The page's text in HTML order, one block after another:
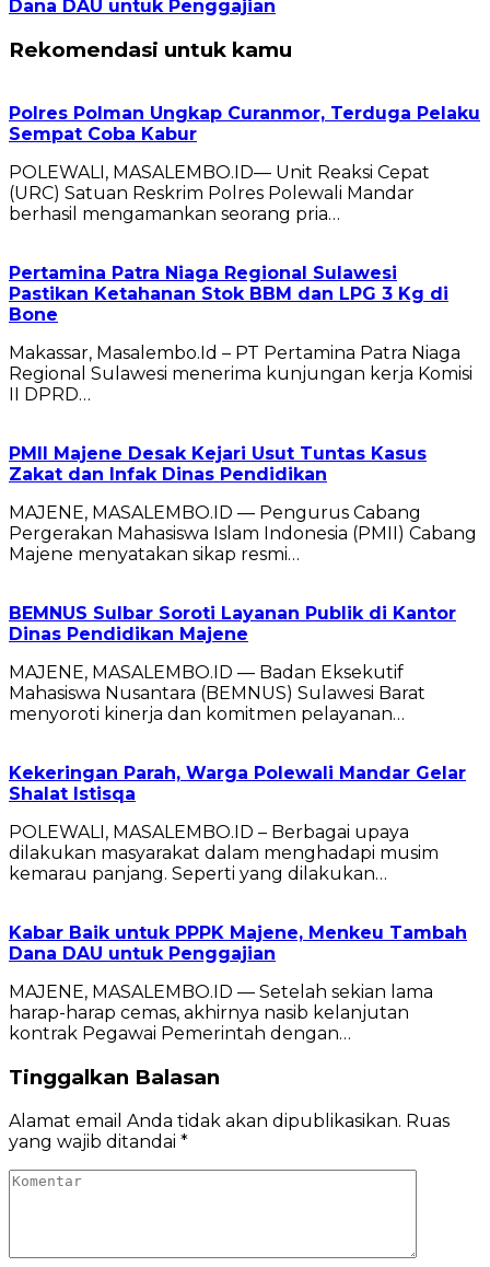
Dana DAU untuk Penggajian
Rekomendasi untuk kamu
Polres Polman Ungkap Curanmor, Terduga Pelaku
Sempat Coba Kabur
POLEWALI, MASALEMBO.ID— Unit Reaksi Cepat
(URC) Satuan Reskrim Polres Polewali Mandar
berhasil mengamankan seorang pria…
Pertamina Patra Niaga Regional Sulawesi
Pastikan Ketahanan Stok BBM dan LPG 3 Kg di
Bone
Makassar, Masalembo.Id – PT Pertamina Patra Niaga
Regional Sulawesi menerima kunjungan kerja Komisi
II DPRD…
PMII Majene Desak Kejari Usut Tuntas Kasus
Zakat dan Infak Dinas Pendidikan
MAJENE, MASALEMBO.ID — Pengurus Cabang
Pergerakan Mahasiswa Islam Indonesia (PMII) Cabang
Majene menyatakan sikap resmi…
BEMNUS Sulbar Soroti Layanan Publik di Kantor
Dinas Pendidikan Majene
MAJENE, MASALEMBO.ID — Badan Eksekutif
Mahasiswa Nusantara (BEMNUS) Sulawesi Barat
menyoroti kinerja dan komitmen pelayanan…
Kekeringan Parah, Warga Polewali Mandar Gelar
Shalat Istisqa
POLEWALI, MASALEMBO.ID – Berbagai upaya
dilakukan masyarakat dalam menghadapi musim
kemarau panjang. Seperti yang dilakukan…
Kabar Baik untuk PPPK Majene, Menkeu Tambah
Dana DAU untuk Penggajian
MAJENE, MASALEMBO.ID — Setelah sekian lama
harap-harap cemas, akhirnya nasib kelanjutan
kontrak Pegawai Pemerintah dengan…
Tinggalkan Balasan
Alamat email Anda tidak akan dipublikasikan. Ruas
yang wajib ditandai *